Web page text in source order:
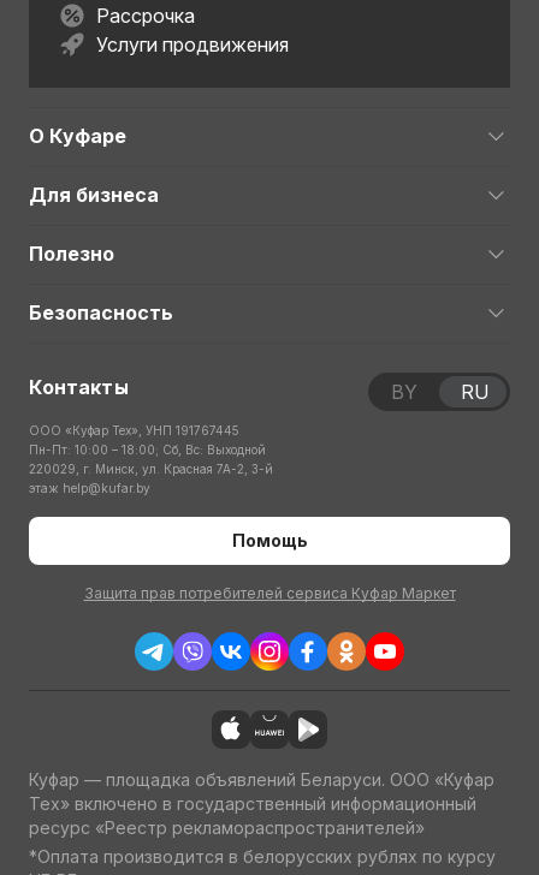
Рассрочка
Услуги продвижения
О Куфаре
Для бизнеса
Полезно
Безопасность
Контакты
ООО «Куфар Тех», УНП 191767445
Пн-Пт: 10:00 – 18:00; Сб, Вс: Выходной
220029, г. Минск, ул. Красная 7А-2, 3-й
этаж help@kufar.by
Помощь
Защита прав потребителей сервиса Куфар Маркет
BY RU
Куфар — площадка объявлений Беларуси. ООО «Куфар
Тех» включено в государственный информационный
ресурс «Реестр рекламораспространителей»
*Оплата производится в белорусских рублях по курсу